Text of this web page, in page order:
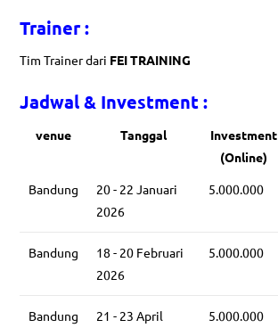
Trainer :
Tim Trainer dari FEI TRAINING
Jadwal & Investment :
venue Tanggal
Investment
(Online)
Bandung
20 - 22 Januari
2026
5.000.000
Bandung
18 - 20 Februari
2026
5.000.000
Bandung
21 - 23 April
5.000.000